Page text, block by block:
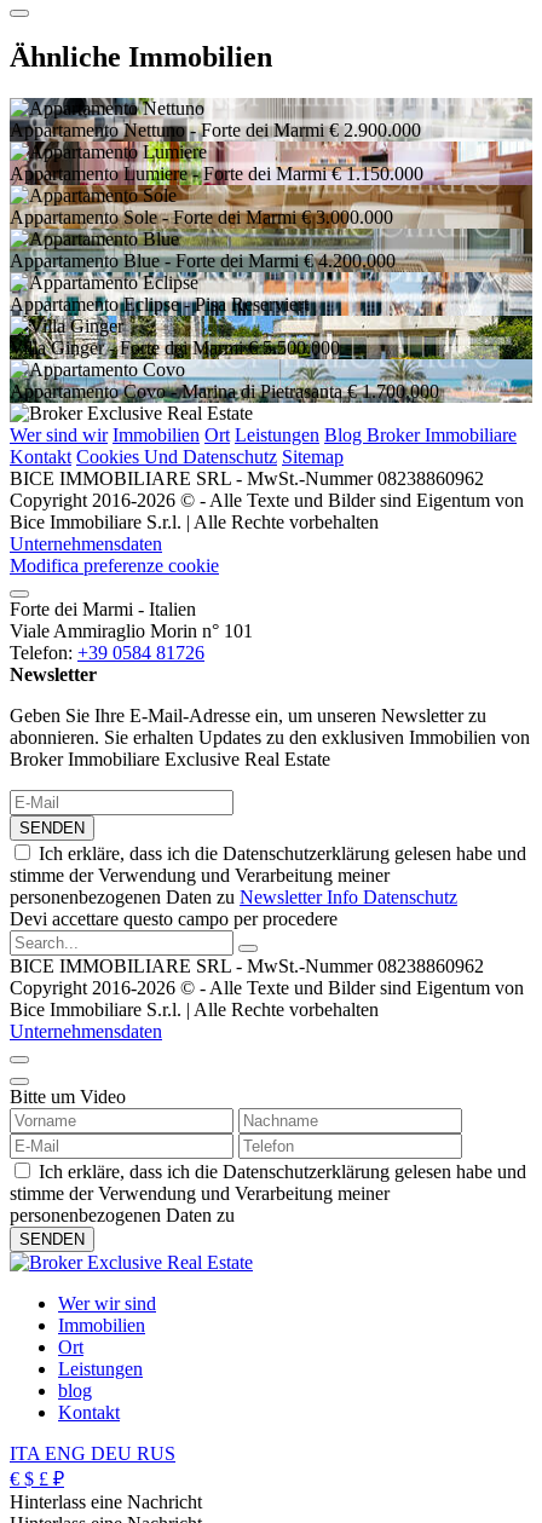
Ähnliche Immobilien
Appartamento Nettuno- Forte dei Marmi € 2.900.000
Appartamento Lumiere- Forte dei Marmi € 1.150.000
Appartamento Sole- Forte dei Marmi € 3.000.000
Appartamento Blue- Forte dei Marmi € 4.200.000
Appartamento Eclipse- Pisa Reserviert
Villa Ginger- Forte dei Marmi € 5.500.000
Appartamento Covo- Marina di Pietrasanta € 1.700.000
Wer sind wir Immobilien Ort Leistungen Blog Broker Immobiliare
Kontakt Cookies Und Datenschutz Sitemap
BICE IMMOBILIARE SRL - MwSt.-Nummer 08238860962
Copyright 2016-2026 © - Alle Texte und Bilder sind Eigentum von
Bice Immobiliare S.r.l. | Alle Rechte vorbehalten
Unternehmensdaten
Modifica preferenze cookie
Forte dei Marmi - Italien
Viale Ammiraglio Morin n° 101
Telefon: +39 0584 81726
Newsletter
Geben Sie Ihre E-Mail-Adresse ein, um unseren Newsletter zu
abonnieren. Sie erhalten Updates zu den exklusiven Immobilien von
Broker Immobiliare Exclusive Real Estate
SENDEN
Ich erkläre, dass ich die Datenschutzerklärung gelesen habe und
stimme der Verwendung und Verarbeitung meiner
personenbezogenen Daten zu Newsletter Info Datenschutz
Devi accettare questo campo per procedere
BICE IMMOBILIARE SRL - MwSt.-Nummer 08238860962
Copyright 2016-2026 © - Alle Texte und Bilder sind Eigentum von
Bice Immobiliare S.r.l. | Alle Rechte vorbehalten
Unternehmensdaten
Bitte um Video
Ich erkläre, dass ich die Datenschutzerklärung gelesen habe und
stimme der Verwendung und Verarbeitung meiner
personenbezogenen Daten zu
Wer wir sind
Immobilien
Ort
Leistungen
blog
Kontakt
ITA ENG DEU RUS
€ $ £ ₽
Hinterlass eine Nachricht